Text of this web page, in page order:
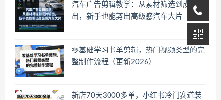
汽车广告剪辑教学：从素材筛选到成片输
出，新手也能剪出高级感汽车大片
零基础学习书单剪辑，热门视频类型的完
整制作流程（更新2026）
新店70天3000多单，小红书冷门赛道装